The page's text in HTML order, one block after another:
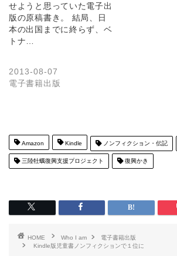
せようと思っていた電子出
版の原稿書き。 結局、日
本の出国までに終らず、ベ
トナ…
2013-08-07
電子書籍出版
Amazon Kindle ノンフィクション・伝記
三陸牡蠣復興支援プロジェクト 復興かき
HOME Who I am
電子書籍出版
Kindle版児童書ノンフィクションで１位に